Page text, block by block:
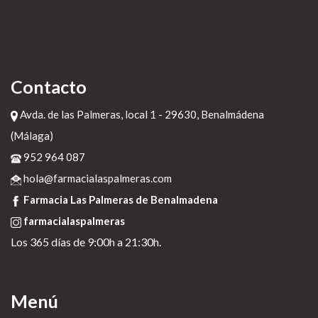
Contacto
Avda. de las Palmeras, local 1 - 29630, Benalmádena
(Málaga)
952 964 087
hola@farmacialaspalmeras.com
Farmacia Las Palmeras de Benalmadena
farmacialaspalmeras
Los 365 días de 9:00h a 21:30h.
Menú